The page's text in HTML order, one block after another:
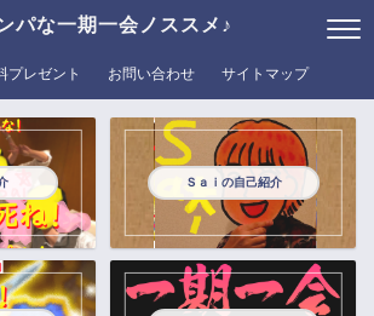
パな一期一会ノススメ♪
プレゼント お問い合わせ サイトマップ
Ｓａｉの自己紹介